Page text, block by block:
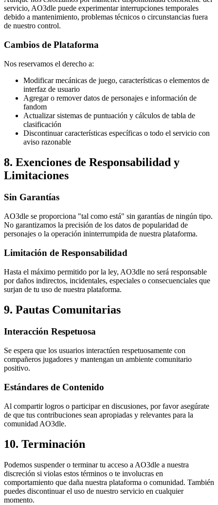
servicio, AO3dle puede experimentar interrupciones temporales
debido a mantenimiento, problemas técnicos o circunstancias fuera
de nuestro control.
Cambios de Plataforma
Nos reservamos el derecho a:
Modificar mecánicas de juego, características o elementos de
interfaz de usuario
Agregar o remover datos de personajes e información de
fandom
Actualizar sistemas de puntuación y cálculos de tabla de
clasificación
Discontinuar características específicas o todo el servicio con
aviso razonable
8. Exenciones de Responsabilidad y
Limitaciones
Sin Garantías
AO3dle se proporciona "tal como está" sin garantías de ningún tipo.
No garantizamos la precisión de los datos de popularidad de
personajes o la operación ininterrumpida de nuestra plataforma.
Limitación de Responsabilidad
Hasta el máximo permitido por la ley, AO3dle no será responsable
por daños indirectos, incidentales, especiales o consecuenciales que
surjan de tu uso de nuestra plataforma.
9. Pautas Comunitarias
Interacción Respetuosa
Se espera que los usuarios interactúen respetuosamente con
compañeros jugadores y mantengan un ambiente comunitario
positivo.
Estándares de Contenido
Al compartir logros o participar en discusiones, por favor asegúrate
de que tus contribuciones sean apropiadas y relevantes para la
comunidad AO3dle.
10. Terminación
Podemos suspender o terminar tu acceso a AO3dle a nuestra
discreción si violas estos términos o te involucras en
comportamiento que daña nuestra plataforma o comunidad. También
puedes discontinuar el uso de nuestro servicio en cualquier
momento.